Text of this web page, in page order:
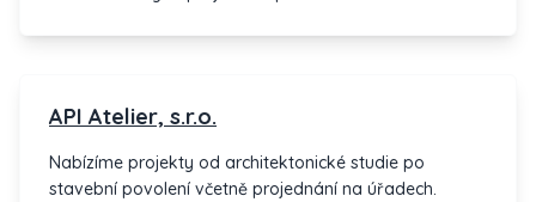
API Atelier, s.r.o.
Nabízíme projekty od architektonické studie po
stavební povolení včetně projednání na úřadech.